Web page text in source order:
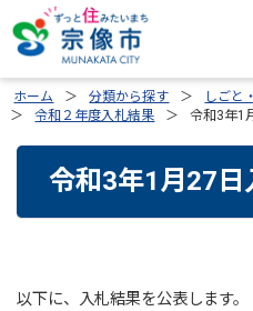
ホーム 分類から探す しごと
令和２年度入札結果
令和3年1
令和3年1月27日
以下に、入札結果を公表します。